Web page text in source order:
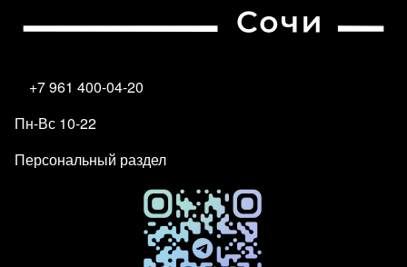
+7 961 400-04-20
Пн-Вс 10-22
Персональный раздел